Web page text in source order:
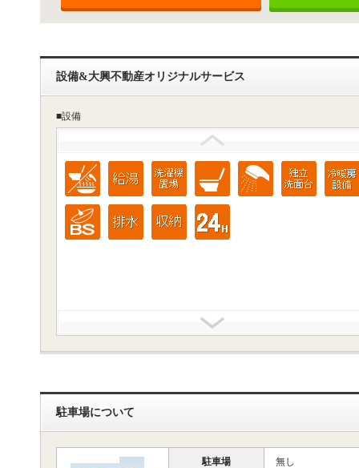
設備&大興不動産オリジナルサービス
■設備
駐車場について
駐車場 無し